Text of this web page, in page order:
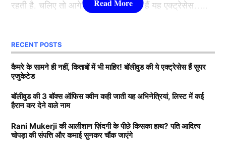
चेज नहीं कर सके। उन्होंने (पाकिस्तान ने) खराब बल्लेबाजी की
ऐसा कुछ नहीं हुआ, जिसके लिए उनकी तारीफ की जाए।”
यह भी पढ़ें :
टी20 वर्ल्ड कप से बाहर हुई पाकिस्तान टीम को लगा
दोहरा झटका, बाबर आजम और शाहीन अफरीदी लेंगे संन्यास!
बाबर और रिजवान को सुनाई खरी खोटी
रहती है. चलिए तो आगे जानते हैं कौन-कौन हैं यह एक्ट्रेसेस…..
1.दीपिका पादुकोण ( Deepika
Padukone)
एक्ट्रेस को बॉक्स ऑफिस की सुपरस्टार कही जाता है. दीपिका ने
इंडस्ट्री को कई हिट फिल्में दी है. एक्ट्रेस ने अपने करियर की
RECENT POSTS
कैमरे के सामने ही नहीं, किताबों में भी माहिर! बॉलीवुड की ये एक्ट्रेसेस हैं सुपर
एजुकेटेड
बॉलीवुड की 3 बॉक्स ऑफिस क्वीन कही जाती यह अभिनेत्रियां, लिस्ट में कई
हैरान कर देने वाले नाम
Rani Mukerji की आलीशान ज़िंदगी के पीछे किसका हाथ? पति आदित्य
चोपड़ा की संपत्ति और कमाई सुनकर चौंक जाएंगे